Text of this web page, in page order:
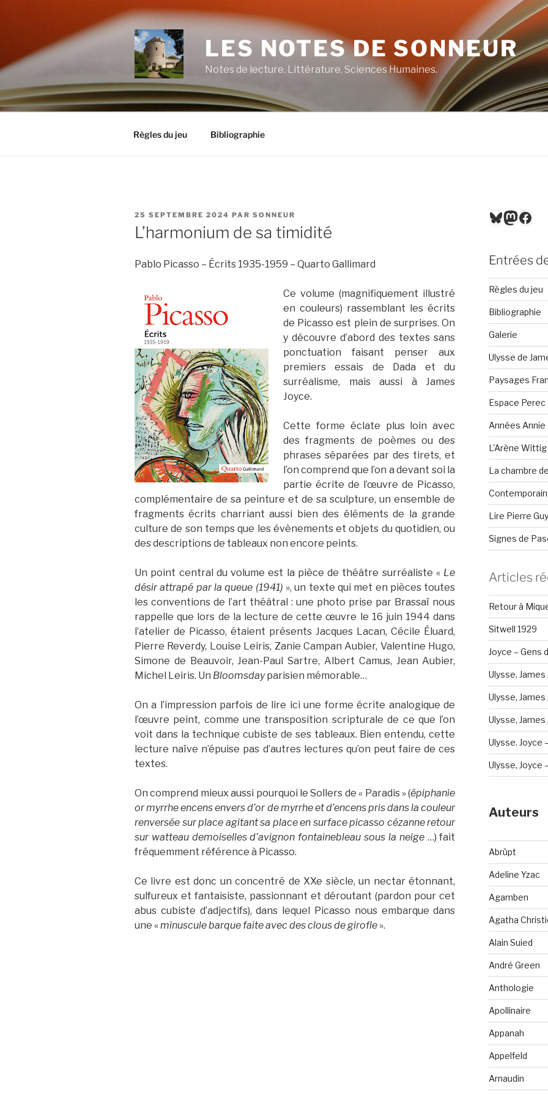
principal
LES NOTES DE SONNEUR
Notes de lecture. Littérature. Sciences Humaines.
Règles du jeu Bibliographie
PUBLIÉ
LE
25 SEPTEMBRE 2024 PAR SONNEUR
L’harmonium de sa timidité
Pablo Picasso – Écrits 1935-1959 – Quarto Gallimard
Ce volume (magnifiquement illustré
en couleurs) rassemblant les écrits
de Picasso est plein de surprises. On
y découvre d’abord des textes sans
ponctuation faisant penser aux
premiers essais de Dada et du
surréalisme, mais aussi à James
Joyce.
Cette forme éclate plus loin avec
des fragments de poèmes ou des
phrases séparées par des tirets, et
l’on comprend que l’on a devant soi la
partie écrite de l’œuvre de Picasso,
complémentaire de sa peinture et de sa sculpture, un ensemble de
fragments écrits charriant aussi bien des éléments de la grande
culture de son temps que les évènements et objets du quotidien, ou
des descriptions de tableaux non encore peints.
Un point central du volume est la pièce de théâtre surréaliste « Le
désir attrapé par la queue (1941) », un texte qui met en pièces toutes
les conventions de l’art théâtral : une photo prise par Brassaï nous
rappelle que lors de la lecture de cette œuvre le 16 juin 1944 dans
l’atelier de Picasso, étaient présents Jacques Lacan, Cécile Éluard,
Pierre Reverdy, Louise Leiris, Zanie Campan Aubier, Valentine Hugo,
Simone de Beauvoir, Jean-Paul Sartre, Albert Camus, Jean Aubier,
Michel Leiris. Un Bloomsdayparisien mémorable…
On a l’impression parfois de lire ici une forme écrite analogique de
l’œuvre peint, comme une transposition scripturale de ce que l’on
voit dans la technique cubiste de ses tableaux. Bien entendu, cette
lecture naïve n’épuise pas d’autres lectures qu’on peut faire de ces
textes.
On comprend mieux aussi pourquoi le Sollers de « Paradis » (épiphanie
or myrrhe encens envers d’or de myrrhe et d’encens pris dans la couleur
renversée sur place agitant sa place en surface picasso cézanne retour
sur watteau demoiselles d’avignon fontainebleau sous la neige…) fait
fréquemment référence à Picasso.
Ce livre est donc un concentré de XXe siècle, un nectar étonnant,
sulfureux et fantaisiste, passionnant et déroutant (pardon pour cet
abus cubiste d’adjectifs), dans lequel Picasso nous embarque dans
une «minuscule barque faite avec des clous de girofle ».
Bluesky
Entrées
Règles du jeu
Bibliographie
Galerie
Ulysse de
Paysages
Espace Perec
Années Annie
L'Arène Wittig
La chambre
Lire Pierre
Signes de
Articles
Retour à
Sitwell 1929
Joyce – Gens
Ulysse, James
Ulysse, James
Ulysse, James
Ulysse. Joyce
Ulysse, Joyce
Auteurs
Abrüpt
Adeline Yzac
Agamben
Agatha
Alain Suied
André Green
Anthologie
Apollinaire
Appanah
Appelfeld
Arnaudin